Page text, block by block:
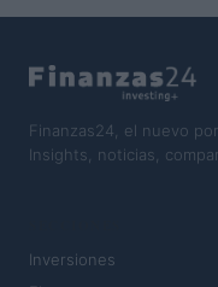
Finanzas24, el nuevo
Insights, noticias,
Inversiones